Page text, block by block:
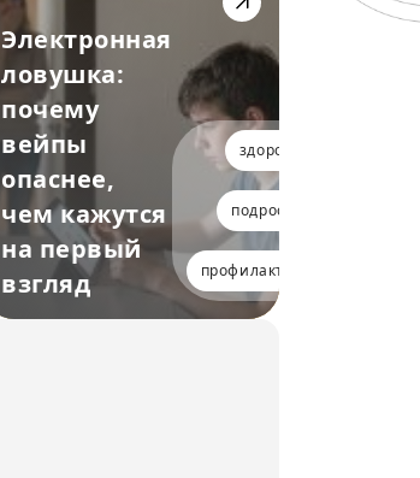
Электронная
ловушка:
почему
вейпы
опаснее,
чем кажутся
на первый
взгляд
здоровье
подростки
профилактика